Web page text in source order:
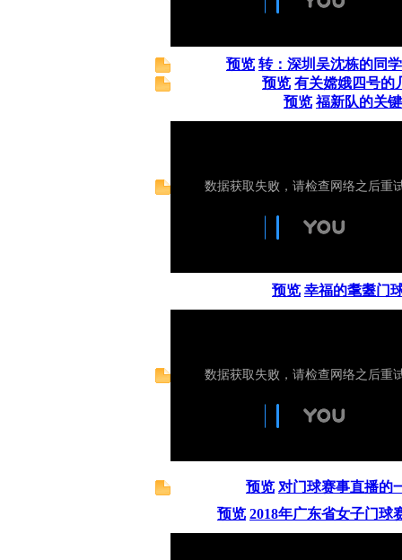
预览 转：深圳吴沈栋的同
预览 有关嫦娥四号的
预览 福新队的关
预览 幸福的耄耋门
预览 对门球赛事直播的
预览 2018年广东省女子门球